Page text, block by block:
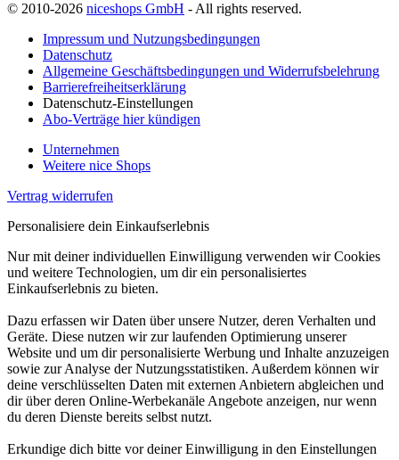
© 2010-2026 niceshops GmbH - All rights reserved.
Impressum und Nutzungsbedingungen
Datenschutz
Allgemeine Geschäftsbedingungen und Widerrufsbelehrung
Barrierefreiheitserklärung
Datenschutz-Einstellungen
Abo-Verträge hier kündigen
Unternehmen
Weitere nice Shops
Vertrag widerrufen
Personalisiere dein Einkaufserlebnis
Nur mit deiner individuellen Einwilligung verwenden wir Cookies
und weitere Technologien, um dir ein personalisiertes
Einkaufserlebnis zu bieten.
Dazu erfassen wir Daten über unsere Nutzer, deren Verhalten und
Geräte. Diese nutzen wir zur laufenden Optimierung unserer
Website und um dir personalisierte Werbung und Inhalte anzuzeigen
sowie zur Analyse der Nutzungsstatistiken. Außerdem können wir
deine verschlüsselten Daten mit externen Anbietern abgleichen und
dir über deren Online-Werbekanäle Angebote anzeigen, nur wenn
du deren Dienste bereits selbst nutzt.
Erkundige dich bitte vor deiner Einwilligung in den Einstellungen